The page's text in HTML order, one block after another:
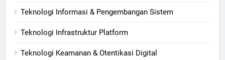
Teknologi Informasi & Pengembangan Sistem
Teknologi Infrastruktur Platform
Teknologi Keamanan & Otentikasi Digital